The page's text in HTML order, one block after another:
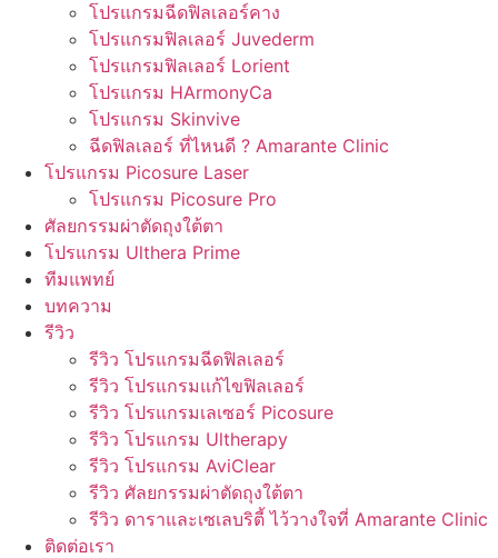
โปรแกรมฉีดฟิลเลอร์คาง
โปรแกรมฟิลเลอร์ Juvederm
โปรแกรมฟิลเลอร์ Lorient
โปรแกรม HArmonyCa
โปรแกรม Skinvive
ฉีดฟิลเลอร์ ที่ไหนดี ? Amarante Clinic
โปรแกรม Picosure Laser
โปรแกรม Picosure Pro
ศัลยกรรมผ่าตัดถุงใต้ตา
โปรแกรม Ulthera Prime
ทีมแพทย์
บทความ
รีวิว
รีวิว โปรแกรมฉีดฟิลเลอร์
รีวิว โปรแกรมแก้ไขฟิลเลอร์
รีวิว โปรแกรมเลเซอร์ Picosure
รีวิว โปรแกรม Ultherapy
รีวิว โปรแกรม AviClear
รีวิว ศัลยกรรมผ่าตัดถุงใต้ตา
รีวิว ดาราและเซเลบริตี้ ไว้วางใจที่ Amarante Clinic
ติดต่อเรา